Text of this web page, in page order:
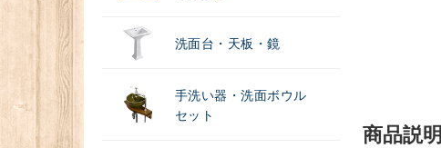
洗面台・天板・鏡
手洗い器・洗面ボウル
セット
商品説明